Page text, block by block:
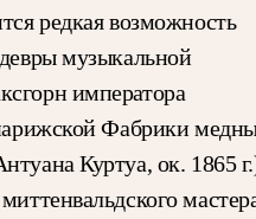
редкая возможность
музыкальной
императора
Фабрики
Куртуа, ок. 1865